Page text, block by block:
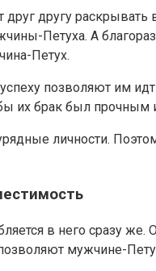
другу
Петуха. А
Петух.
позволяют им
их брак был
личности.
в него сразу же.
мужчине-